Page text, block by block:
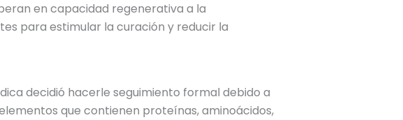
en capacidad regenerativa a la
para estimular la curación y reducir la
decidió hacerle seguimiento formal debido a
que contienen proteínas, aminoácidos,